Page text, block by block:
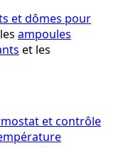
et dômes pour
ampoules
et les
et contrôle